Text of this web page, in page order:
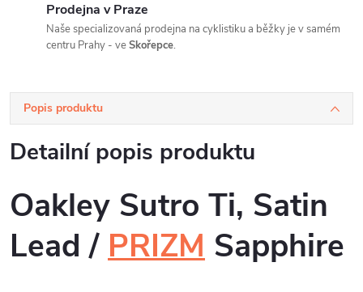
Prodejna v Praze
Naše specializovaná prodejna na cyklistiku a běžky je v samém
centru Prahy - veSkořepce.
Popis produktu
Detailní popis produktu
Oakley Sutro Ti, Satin
Lead /PRIZM Sapphire